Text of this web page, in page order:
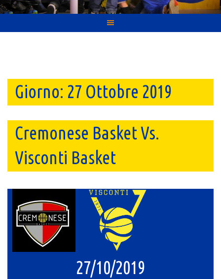
Giorno: 27 Ottobre 2019
Cremonese Basket Vs.
Visconti Basket
27/10/2019